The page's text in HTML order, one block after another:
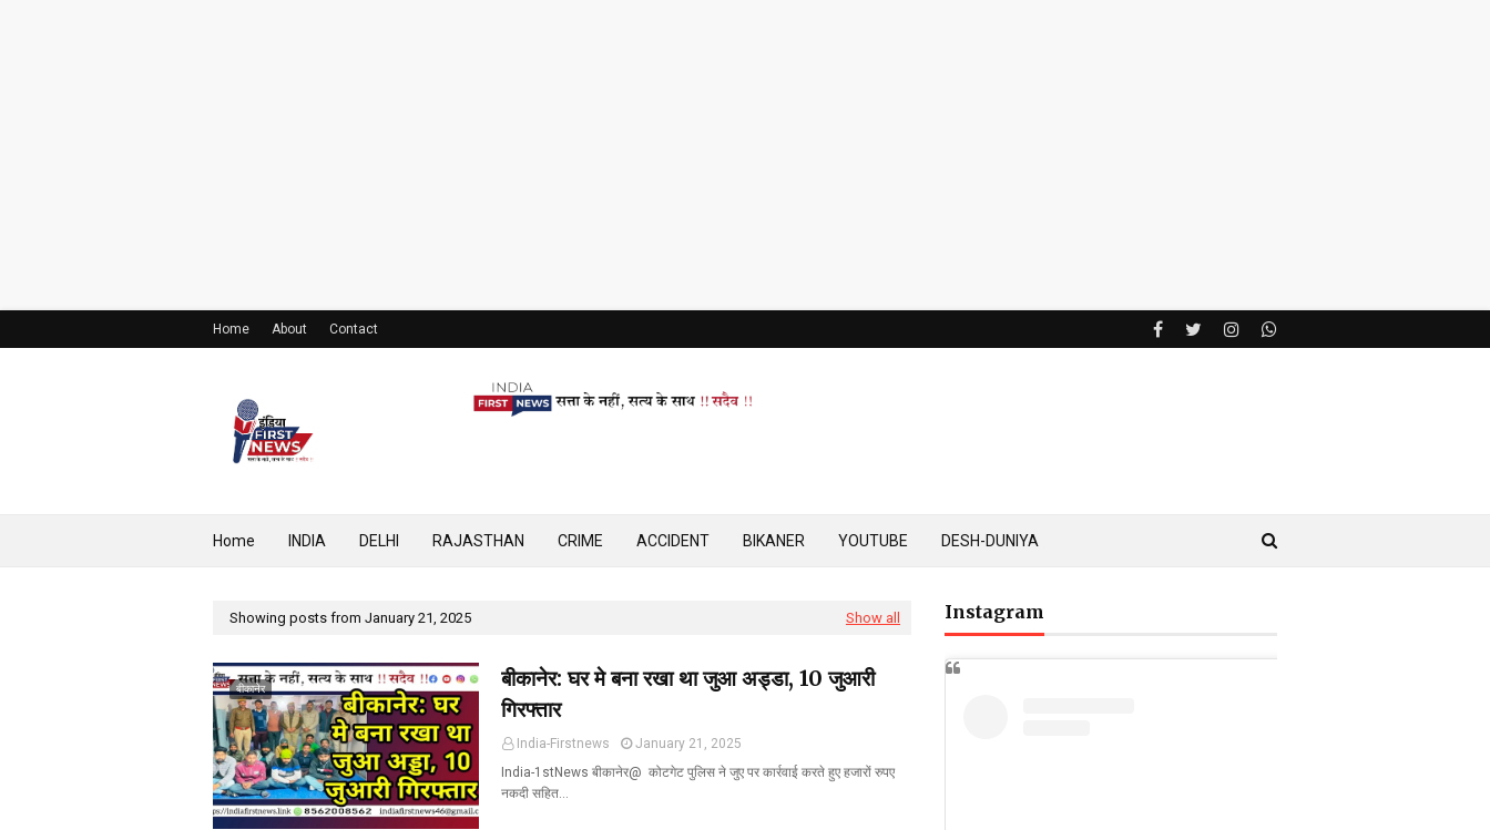
Home About Contact
Home INDIA DELHI RAJASTHAN CRIME ACCIDENT BIKANER YOUTUBE DESH-DUNIYA
Showing posts from January 21, 2025 Show all
बीकानेर
बीकानेर: घर मे बना रखा था जुआ अड्डा, 10 जुआरी
गिरफ्तार
India-Firstnews
January 21, 2025
India-1stNews बीकानेर@ कोटगेट पुलिस ने जुए पर कार्रवाई करते हुए हजारों रुपए
नकदी सहित…
Instagram